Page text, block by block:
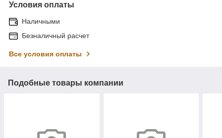
Условия оплаты
Наличными
Безналичный расчет
Все условия оплаты
Подобные товары компании